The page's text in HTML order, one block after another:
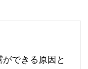
できる原因と